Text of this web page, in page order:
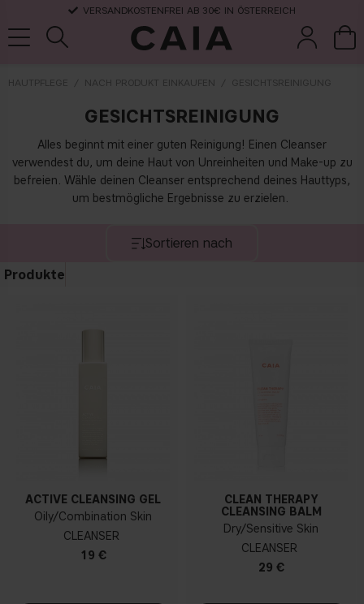
VERSANDKOSTENFREI AB 30€ IN ÖSTERREICH
HAUTPFLEGE NACH PRODUKT EINKAUFEN GESICHTSREINIGUNG
GESICHTSREINIGUNG
Alles beginnt mit einer guten Reinigung! Einen Cleanser
verwendest du, um deine Haut von Unreinheiten und Make-up zu
befreien. Wähle deinen Cleanser entsprechend deines Hauttyps,
um bestmögliche Ergebnisse zu erzielen.
Sortieren nach
Produkte
ACTIVE CLEANSING GEL
Oily/Combination Skin
CLEANSER
19 €
CLEAN THERAPY
CLEANSING BALM
Dry/Sensitive Skin
CLEANSER
29 €
parfüm kits & sets
trockensha